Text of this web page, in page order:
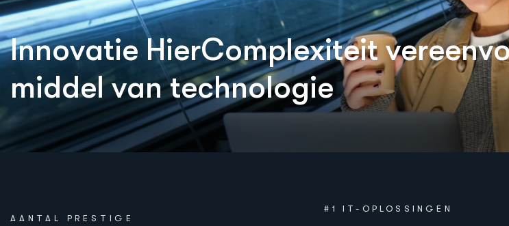
Innovatie HierComplexiteit vereenv
middel van technologie
AANTAL PRESTIGE
#1 IT-OPLOSSINGEN